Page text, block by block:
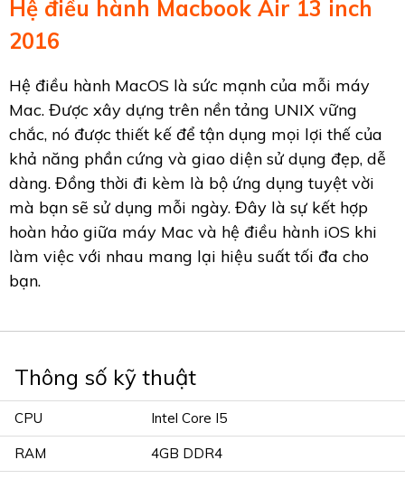
Hệ điều hành Macbook Air 13 inch
2016
Hệ điều hành MacOS là sức mạnh của mỗi máy
Mac. Được xây dựng trên nền tảng UNIX vững
chắc, nó được thiết kế để tận dụng mọi lợi thế của
khả năng phần cứng và giao diện sử dụng đẹp, dễ
dàng. Đồng thời đi kèm là bộ ứng dụng tuyệt vời
mà bạn sẽ sử dụng mỗi ngày. Đây là sự kết hợp
hoàn hảo giữa máy Mac và hệ điều hành iOS khi
làm việc với nhau mang lại hiệu suất tối đa cho
bạn.
Thông số kỹ thuật
CPU Intel Core I5
RAM 4GB DDR4